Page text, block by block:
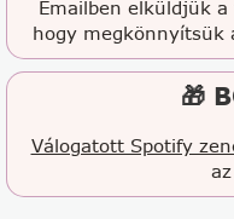
Emailben elküldjük a
hogy megkönnyítsük
🎁
Válogatott Spotify